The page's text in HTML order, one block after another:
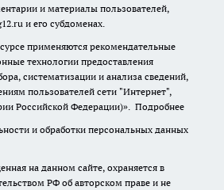
и материалы пользователей,
и его субдоменах.
применяются рекомендательные
технологии предоставления
систематизации и анализа сведений,
пользователей сети "Интернет",
Российской Федерации)». Подробнее
и обработки персональных данных
на данном сайте, охраняется в
РФ об авторском праве и не